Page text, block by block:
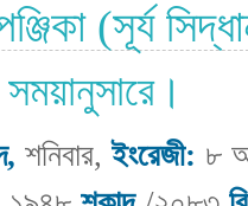
(সূর্য
সময়ানুসারে।
শনিবার,ইংরেজী: ৮